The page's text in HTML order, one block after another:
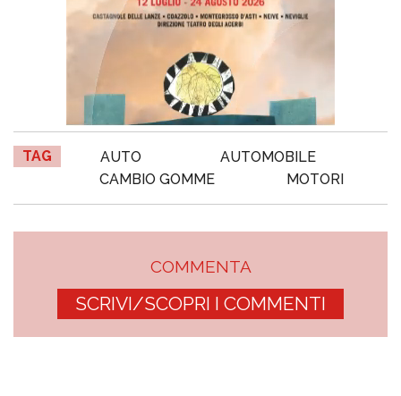
TAG AUTO
AUTOMOBILE
CAMBIO GOMME
MOTORI
COMMENTA
SCRIVI/SCOPRI I COMMENTI